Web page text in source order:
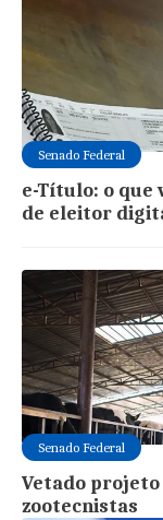
Senado Federal
e-Título: o que
de eleitor
Senado Federal
Vetado
zootecnistas